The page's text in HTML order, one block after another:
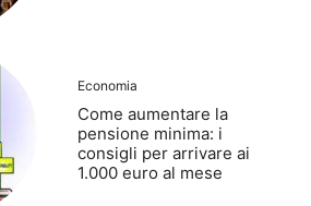
Economia
Come aumentare la
pensione minima: i
consigli per arrivare ai
1.000 euro al mese